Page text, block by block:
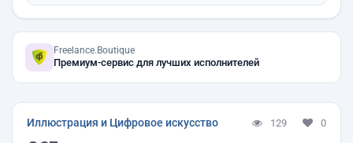
Freelance.Boutique
Премиум-сервис для лучших исполнителей
Иллюстрация и Цифровое искусство 129 0